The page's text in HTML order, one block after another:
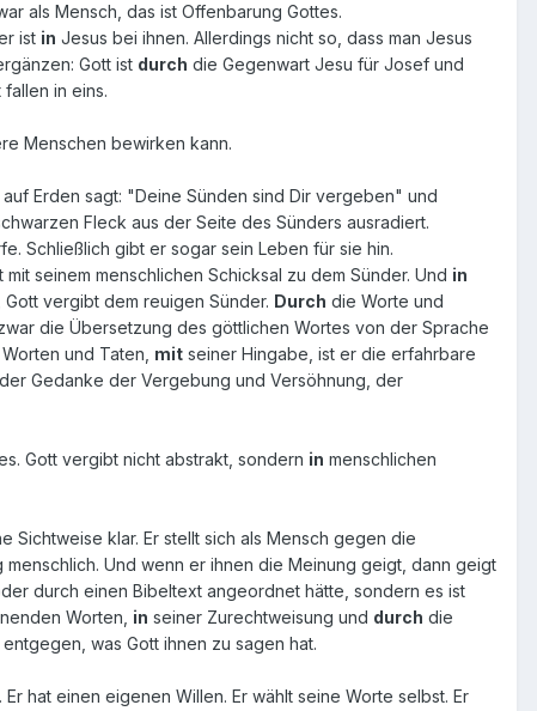
als Mensch, das ist Offenbarung Gottes.
ist in Jesus bei ihnen. Allerdings nicht so, dass man Jesus
Gott ist durch die Gegenwart Jesu für Josef und
in eins.
Menschen bewirken kann.
Erden sagt: "Deine Sünden sind Dir vergeben" und
Fleck aus der Seite des Sünders ausradiert.
Schließlich gibt er sogar sein Leben für sie hin.
seinem menschlichen Schicksal zu dem Sünder. Und in
vergibt dem reuigen Sünder. Durch die Worte und
die Übersetzung des göttlichen Wortes von der Sprache
und Taten, mit seiner Hingabe, ist er die erfahrbare
Gedanke der Vergebung und Versöhnung, der
Gott vergibt nicht abstrakt, sondern in menschlichen
Sichtweise klar. Er stellt sich als Mensch gegen die
Und wenn er ihnen die Meinung geigt, dann geigt
durch einen Bibeltext angeordnet hätte, sondern es ist
Worten, in seiner Zurechtweisung und durch die
was Gott ihnen zu sagen hat.
hat einen eigenen Willen. Er wählt seine Worte selbst. Er